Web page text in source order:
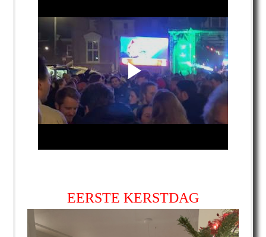
EERSTE KERSTDAG